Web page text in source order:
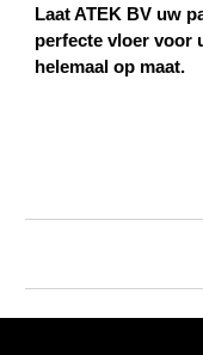
Laat ATEK BV uw
perfecte vloer voor
helemaal op maat.